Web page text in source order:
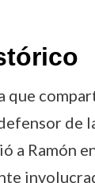
que
a Ramón